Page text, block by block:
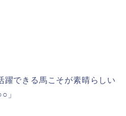
躍できる馬こそが素晴らしい
」